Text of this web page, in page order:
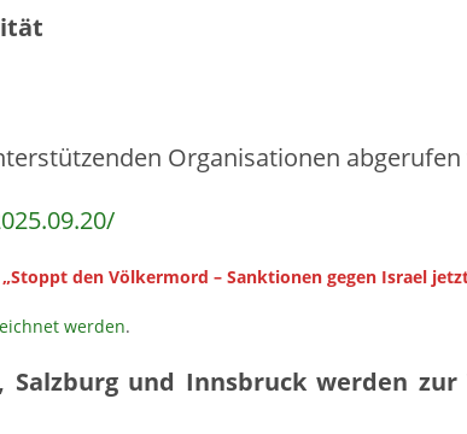
Organisationen
den Völkermord – Sanktionen gegen Israel
werden.
Salzburg und Innsbruck werden zur